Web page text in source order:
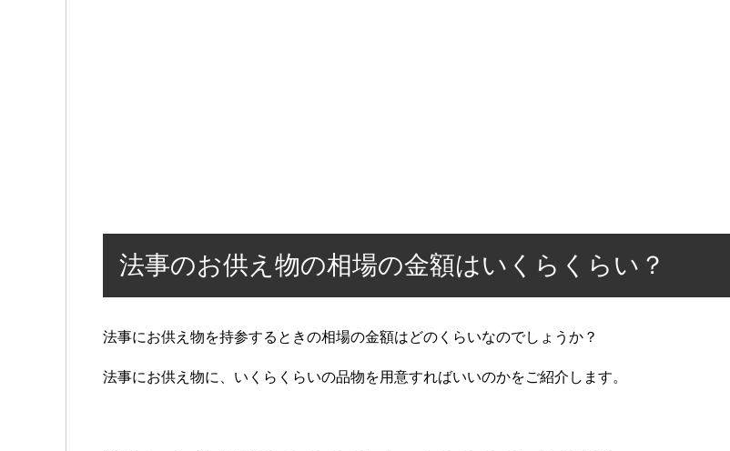
法事のお供え物の相場の金額はいくらくらい？
法事にお供え物を持参するときの相場の金額はどのくらいなのでしょうか？
法事にお供え物に、いくらくらいの品物を用意すればいいのかをご紹介します。